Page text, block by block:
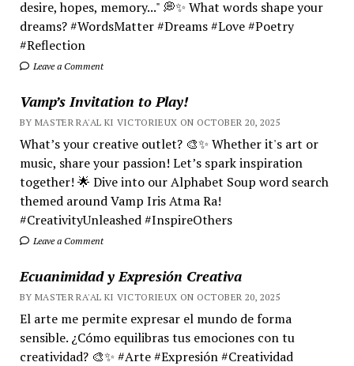
desire, hopes, memory..." 💭✨ What words shape your
dreams? #WordsMatter #Dreams #Love #Poetry
#Reflection
Leave a Comment
Vamp’s Invitation to Play!
BY MASTER RA'AL KI VICTORIEUX ON OCTOBER 20, 2025
What’s your creative outlet? 🎨✨ Whether it's art or
music, share your passion! Let’s spark inspiration
together! 🌟 Dive into our Alphabet Soup word search
themed around Vamp Iris Atma Ra!
#CreativityUnleashed #InspireOthers
Leave a Comment
Ecuanimidad y Expresión Creativa
BY MASTER RA'AL KI VICTORIEUX ON OCTOBER 20, 2025
El arte me permite expresar el mundo de forma
sensible. ¿Cómo equilibras tus emociones con tu
creatividad? 🎨✨ #Arte #Expresión #Creatividad